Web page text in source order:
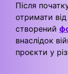
Після
отримати
створений
внаслідок
проєкти у